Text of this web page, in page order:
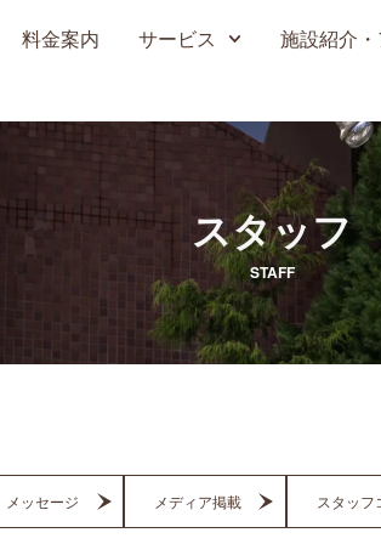
料金案内 サービス 施設紹介
スタッフ
STAFF
メッセージ メディア掲載 スタッフ